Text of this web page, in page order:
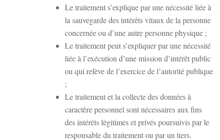
Le traitement s’explique par une nécessité liée à
la sauvegarde des intérêts vitaux de la personne
concernée ou d’une autre personne physique ;
Le traitement peut s’expliquer par une nécessité
liée à l’exécution d’une mission d’intérêt public
ou qui relève de l’exercice de l’autorité publique
;
Le traitement et la collecte des données à
caractère personnel sont nécessaires aux fins
des intérêts légitimes et privés poursuivis par le
responsable du traitement ou par un tiers.